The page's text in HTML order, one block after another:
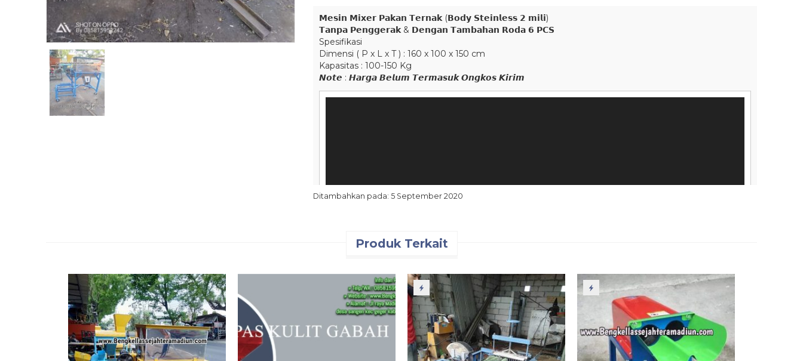
𝗠𝗲𝘀𝗶𝗻 𝗠𝗶𝘅𝗲𝗿 𝗣𝗮𝗸𝗮𝗻 𝗧𝗲𝗿𝗻𝗮𝗸 (𝗕𝗼𝗱𝘆 𝗦𝘁𝗲𝗶𝗻𝗹𝗲𝘀𝘀 𝟮 𝗺𝗶𝗹𝗶)
𝗧𝗮𝗻𝗽𝗮 𝗣𝗲𝗻𝗴𝗴𝗲𝗿𝗮𝗸 & 𝗗𝗲𝗻𝗴𝗮𝗻 𝗧𝗮𝗺𝗯𝗮𝗵𝗮𝗻 𝗥𝗼𝗱𝗮 𝟲 𝗣𝗖𝗦
Spesifikasi
Dimensi ( P x L x T ) : 160 x 100 x 150 cm
Kapasitas : 100-150 Kg
𝙉𝙤𝙩𝙚 : 𝙃𝙖𝙧𝙜𝙖 𝘽𝙚𝙡𝙪𝙢 𝙏𝙚𝙧𝙢𝙖𝙨𝙪𝙠 𝙊𝙣𝙜𝙠𝙤𝙨 𝙆𝙞𝙧𝙞𝙢
00:00
WhatsApp Video 2020-09-05 at 10.52.00 0:38
Ditambahkan pada: 5 September 2020
Produk Terkait